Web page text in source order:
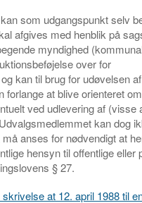
som udgangspunkt selv
afgives med henblik på
myndighed
over for
kan til brug for udøvelsen af
forlange at blive orienteret om
ved udlevering af (visse
kan dog
anses for nødvendigt at
hensyn til offentlige eller
§ 27.
at 12. april 1988 til